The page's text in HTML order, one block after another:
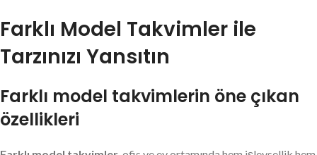
Farklı Model Takvimler ile
Tarzınızı Yansıtın
Farklı model takvimlerin öne çıkan
özellikleri